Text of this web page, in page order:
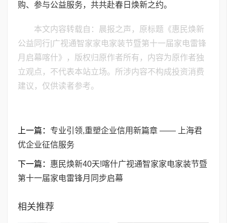
购、参与公益服务，共共赴春日焕新之约。
本文内容转载自：晨报之声，原标题《惠民焕新
公益同行|广视通智家家电家装节暨第十一届家电雷锋
月启幕喀什》，版权归原作者所有，内容为原作者独
立观点，不代表本站立场。所涉内容不构成投资消费
建议，仅供读者参考。
上一篇： 专业引领,重塑企业信用新篇章 —— 上海君
优企业征信服务
下一篇： 惠民焕新40天!喀什广视通智家家电家装节暨
第十一届家电雷锋月同步启幕
相关推荐